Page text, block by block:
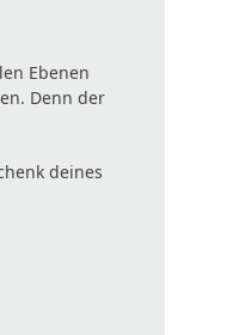
Ebenen
Denn der
deines